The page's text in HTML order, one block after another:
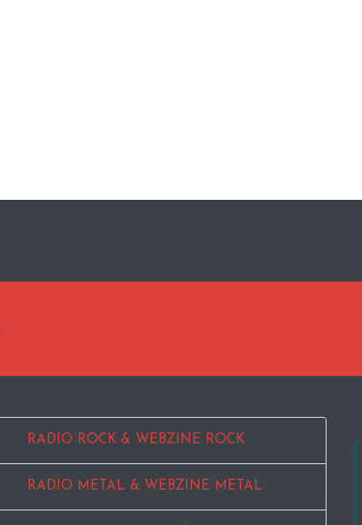
RADIO ROCK & WEBZINE ROCK
RADIO METAL & WEBZINE METAL